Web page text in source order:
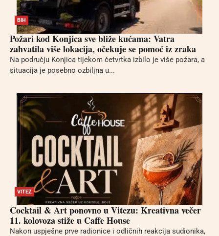
BIH
Požari kod Konjica sve bliže kućama: Vatra
zahvatila više lokacija, očekuje se pomoć iz zraka
Na području Konjica tijekom četvrtka izbilo je više požara, a
situacija je posebno ozbiljna u...
VITEZ
Cocktail & Art ponovno u Vitezu: Kreativna večer
11. kolovoza stiže u Caffe House
Nakon uspješne prve radionice i odličnih reakcija sudionika,